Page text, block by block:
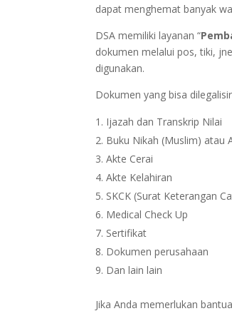
dapat menghemat banyak
DSA memiliki layanan “
dokumen melalui pos, tiki,
digunakan.
Dokumen yang bisa
Ijazah dan Transkrip Nilai
Buku Nikah (Muslim) atau
Akte Cerai
Akte Kelahiran
SKCK (Surat Keterangan
Medical Check Up
Sertifikat
Dokumen perusahaan
Dan lain lain
Jika Anda memerlukan